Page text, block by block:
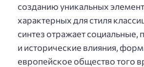
созданию уникальных
характерных для стиля
синтез отражает социальные,
и исторические влияния,
европейское общество того